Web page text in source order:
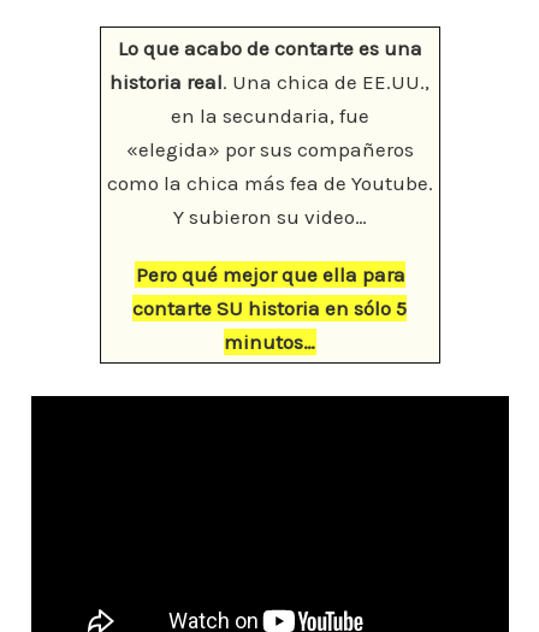
Lo que acabo de contarte es una
historia real. Una chica de EE.UU.,
en la secundaria, fue
«elegida» por sus compañeros
como la chica más fea de Youtube.
Y subieron su video…
Pero qué mejor que ella para
contarte SU historia en sólo 5
minutos…